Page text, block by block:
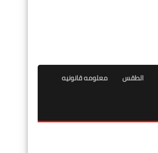
الطقس معلومه قانونيه